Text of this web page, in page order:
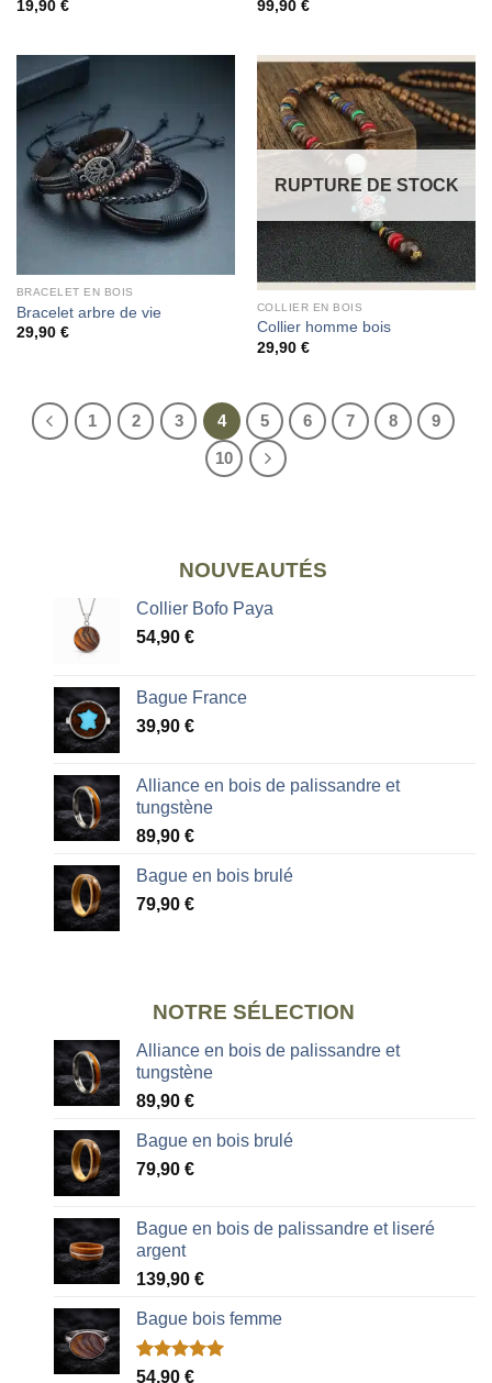
19,90 € Note 5sur
99,90 €
BRACELET EN BOIS
Bracelet arbre de vie
29,90 €
RUPTURE DE STOCK
COLLIER EN BOIS
Collier homme bois
29,90 €
1 2 3 4 5 6 7 8
9
10
NOUVEAUTÉS
Collier Bofo Paya
54,90 €
Bague France
39,90 €
Alliance en bois de palissandre et
tungstène
89,90 €
Bague en bois brulé
79,90 €
NOTRE SÉLECTION
Alliance en bois de palissandre et
tungstène
89,90 €
Bague en bois brulé
79,90 €
Bague en bois de palissandre et liseré
argent
139,90 €
Bague bois femme
Noté5.00
2
54,90 €